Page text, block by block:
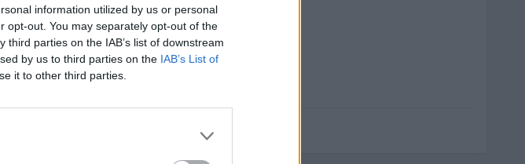
information utilized by us or personal
opt-out. You may separately opt-out of the
parties on the IAB’s list of downstream
by us to third parties on the IAB’s List of
it to other third parties.